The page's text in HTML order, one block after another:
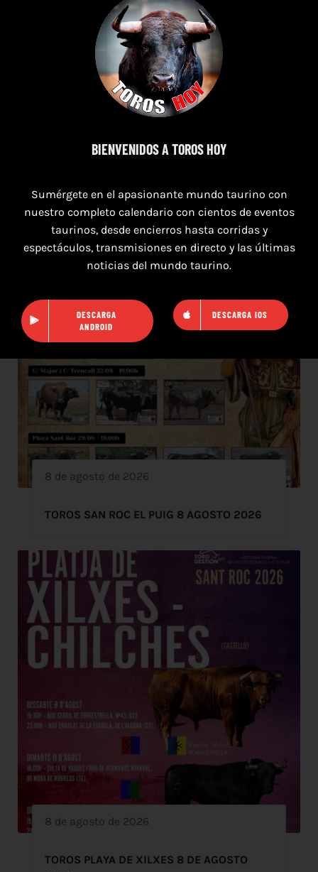
8 de agosto de 2026
TOROS SAN ROC EL PUIG 8 AGOSTO 2026
8 de agosto de 2026
TOROS PLAYA DE XILXES 8 DE AGOSTO
BIENVENIDOS A TOROS HOY
Sumérgete en el apasionante mundo taurino con
nuestro completo calendario con cientos de eventos
taurinos, desde encierros hasta corridas y
espectáculos, transmisiones en directo y las últimas
noticias del mundo taurino.
DESCARGA
ANDROID
DESCARGA IOS